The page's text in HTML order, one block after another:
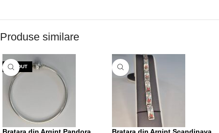
Produse similare
VÂNDUT